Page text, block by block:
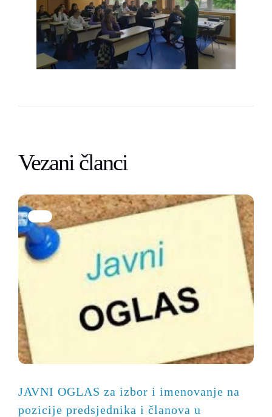
Vezani članci
JAVNI OGLAS za izbor i imenovanje na
pozicije predsjednika i članova u